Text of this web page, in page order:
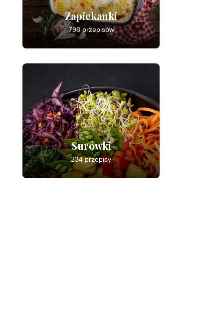
Zapiekanki
798 przepisów
Surówki
234 przepisy